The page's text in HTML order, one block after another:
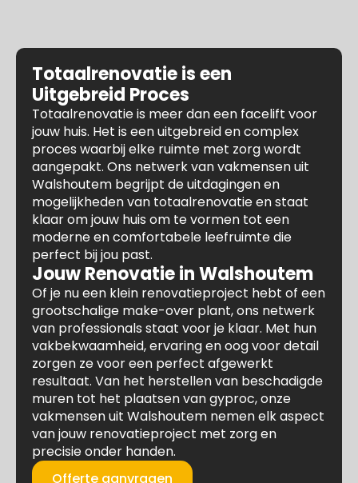
Totaalrenovatie is een
Uitgebreid Proces
Totaalrenovatie is meer dan een facelift voor
jouw huis. Het is een uitgebreid en complex
proces waarbij elke ruimte met zorg wordt
aangepakt. Ons netwerk van vakmensen uit
Walshoutem begrijpt de uitdagingen en
mogelijkheden van totaalrenovatie en staat
klaar om jouw huis om te vormen tot een
moderne en comfortabele leefruimte die
perfect bij jou past.
Jouw Renovatie in Walshoutem
Of je nu een klein renovatieproject hebt of een
grootschalige make-over plant, ons netwerk
van professionals staat voor je klaar. Met hun
vakbekwaamheid, ervaring en oog voor detail
zorgen ze voor een perfect afgewerkt
resultaat. Van het herstellen van beschadigde
muren tot het plaatsen van gyproc, onze
vakmensen uit Walshoutem nemen elk aspect
van jouw renovatieproject met zorg en
precisie onder handen.
Offerte aanvragen